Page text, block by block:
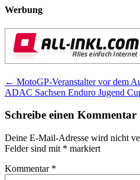
Werbung
Post
navigation
← MotoGP-Veranstalter vor dem
ADAC Sachsen Enduro Jugend
Schreibe einen Kommentar
Deine E-Mail-Adresse wird nicht
Felder sind mit * markiert
Kommentar *